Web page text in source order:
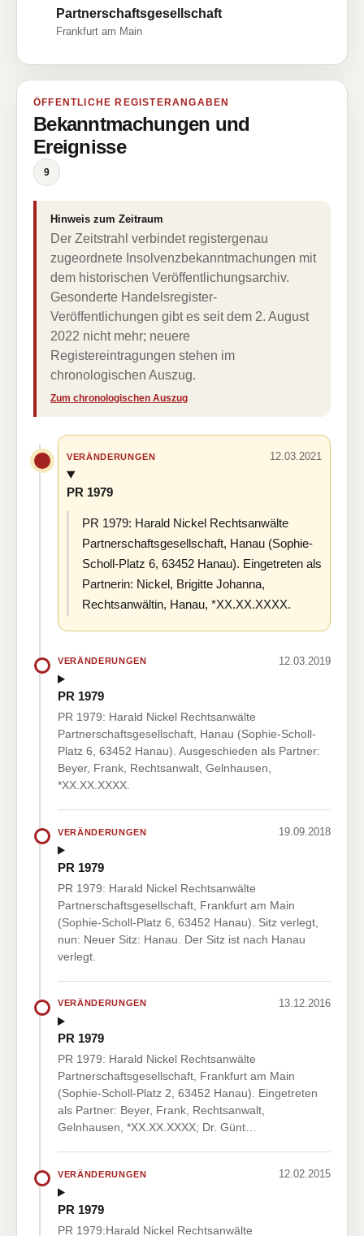
Partnerschaftsgesellschaft
Frankfurt am Main
ÖFFENTLICHE REGISTERANGABEN
Bekanntmachungen und
Ereignisse
9
Hinweis zum Zeitraum
Der Zeitstrahl verbindet registergenau
zugeordnete Insolvenzbekanntmachungen mit
dem historischen Veröffentlichungsarchiv.
Gesonderte Handelsregister-
Veröffentlichungen gibt es seit dem 2. August
2022 nicht mehr; neuere
Registereintragungen stehen im
chronologischen Auszug.
Zum chronologischen Auszug
VERÄNDERUNGEN 12.03.2021
PR 1979
PR 1979: Harald Nickel Rechtsanwälte
Partnerschaftsgesellschaft, Hanau (Sophie-
Scholl-Platz 6, 63452 Hanau). Eingetreten als
Partnerin: Nickel, Brigitte Johanna,
Rechtsanwältin, Hanau, *XX.XX.XXXX.
VERÄNDERUNGEN 12.03.2019
PR 1979
PR 1979: Harald Nickel Rechtsanwälte
Partnerschaftsgesellschaft, Hanau (Sophie-Scholl-
Platz 6, 63452 Hanau). Ausgeschieden als Partner:
Beyer, Frank, Rechtsanwalt, Gelnhausen,
*XX.XX.XXXX.
VERÄNDERUNGEN 19.09.2018
PR 1979
PR 1979: Harald Nickel Rechtsanwälte
Partnerschaftsgesellschaft, Frankfurt am Main
(Sophie-Scholl-Platz 6, 63452 Hanau). Sitz verlegt,
nun: Neuer Sitz: Hanau. Der Sitz ist nach Hanau
verlegt.
VERÄNDERUNGEN 13.12.2016
PR 1979
PR 1979: Harald Nickel Rechtsanwälte
Partnerschaftsgesellschaft, Frankfurt am Main
(Sophie-Scholl-Platz 2, 63452 Hanau). Eingetreten
als Partner: Beyer, Frank, Rechtsanwalt,
Gelnhausen, *XX.XX.XXXX; Dr. Günt…
VERÄNDERUNGEN 12.02.2015
PR 1979
PR 1979:Harald Nickel Rechtsanwälte